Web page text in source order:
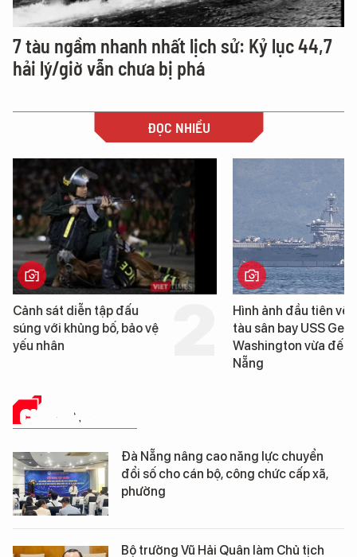
7 tàu ngầm nhanh nhất lịch sử: Kỷ lục 44,7
hải lý/giờ vẫn chưa bị phá
ĐỌC NHIỀU
sát diễn tập đấu
khủng bố, bảo vệ
Hình ảnh đầu tiên về siêu
tàu sân bay USS George
Washington vừa đến Đà
CHUYỂN ĐỔI SỐ
Đà Nẵng nâng cao năng lực chuyển
đổi số cho cán bộ, công chức cấp xã,
phường
Bộ trưởng Vũ Hải Quân làm Chủ tịch